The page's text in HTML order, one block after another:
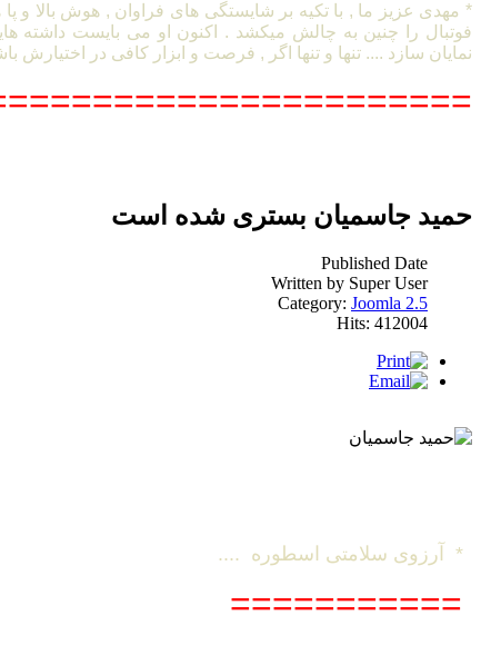
* مهدی عزیز ما , با تکیه بر شایستگی های فراوان , هوش بالا و پا
فوتبال را چنین به چالش میکشد . اکنون او می بایست داشته
نمایان سازد .... تنها و تنها اگر , فرصت و ابزار کافی در اختیارش
حمید جاسمیان بستری شده است
Published Date
Written by Super User
Category: Joomla 2.5
Hits: 412004
* آرزوی سلامتی اسطوره ....
===========